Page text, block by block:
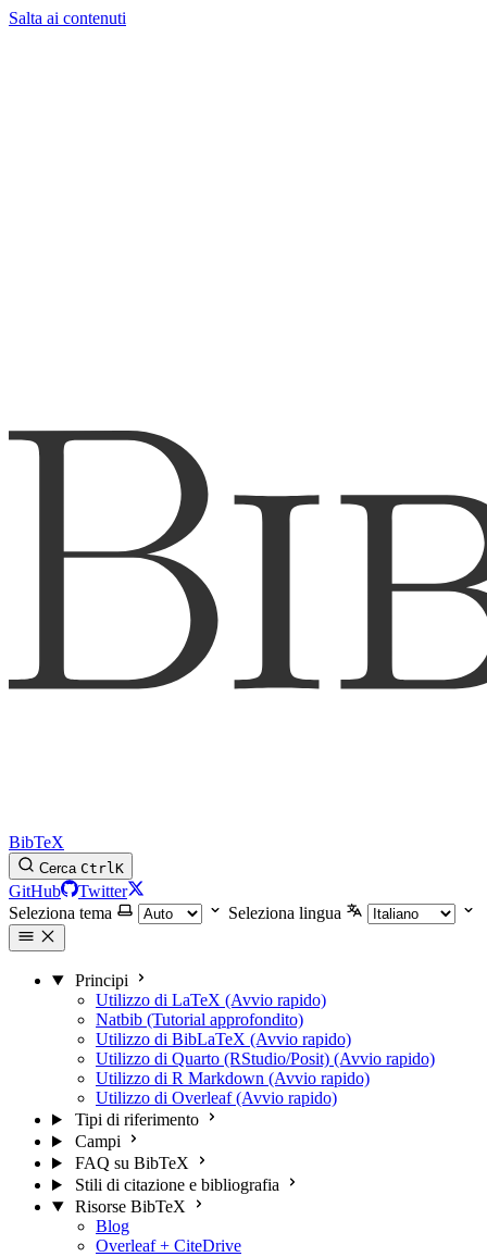
Salta ai contenuti
BibTeX
Cerca CtrlK
GitHub
Twitter
Seleziona tema
Seleziona lingua
Principi
Utilizzo di LaTeX (Avvio rapido)
Natbib (Tutorial approfondito)
Utilizzo di BibLaTeX (Avvio rapido)
Utilizzo di Quarto (RStudio/Posit) (Avvio rapido)
Utilizzo di R Markdown (Avvio rapido)
Utilizzo di Overleaf (Avvio rapido)
Tipi di riferimento
Campi
FAQ su BibTeX
Stili di citazione e bibliografia
Risorse BibTeX
Blog
Overleaf + CiteDrive